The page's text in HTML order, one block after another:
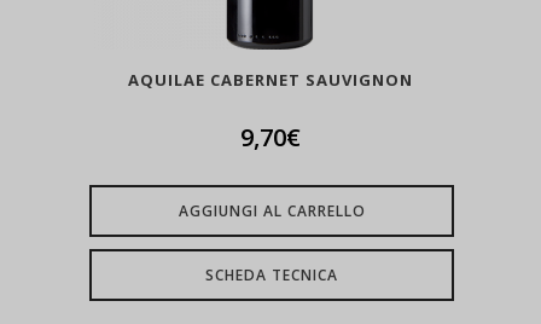
AQUILAE CABERNET SAUVIGNON
9,70€
AGGIUNGI AL CARRELLO
SCHEDA TECNICA